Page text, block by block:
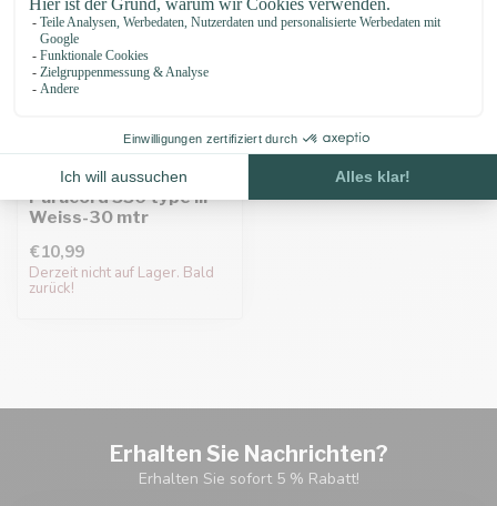
Paracord 550 type III
Weiss-30 mtr
€10,99
Derzeit nicht auf Lager. Bald
zurück!
Erhalten Sie Nachrichten?
Erhalten Sie sofort 5 % Rabatt!